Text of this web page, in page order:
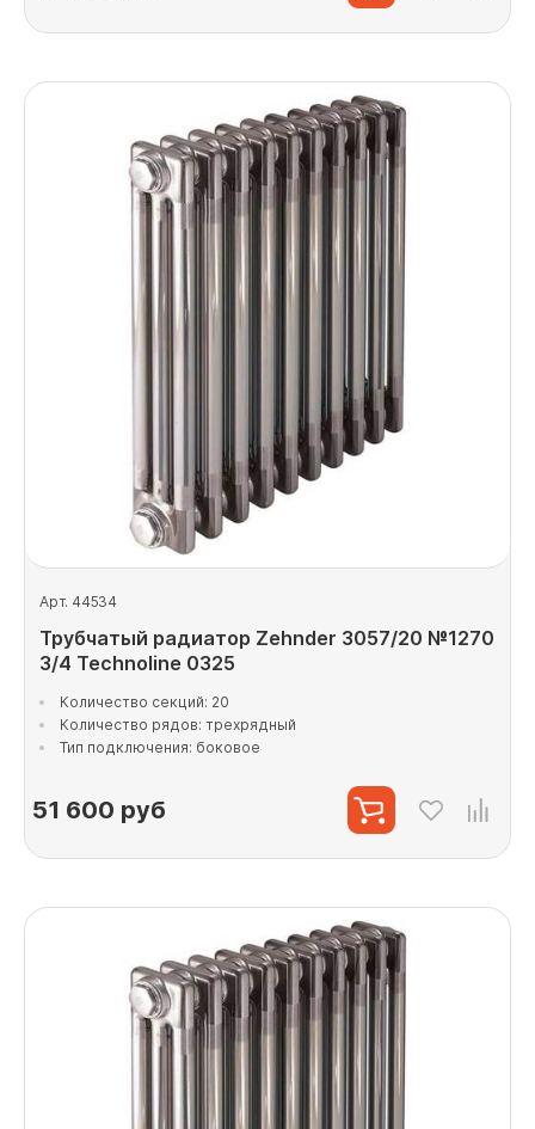
Арт. 44534
Трубчатый радиатор Zehnder 3057/20 №1270
3/4 Technoline 0325
Количество секций: 20
Количество рядов: трехрядный
Тип подключения: боковое
51 600 руб